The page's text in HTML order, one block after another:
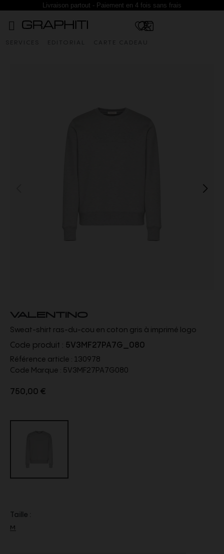
Livraison partout - Paiement en 4 fois sans frais
SERVICES EDITORIAL CARTE CADEAU
VALENTINO
Sweat-shirt ras-du-cou en coton gris à imprimé logo
Code produit : 5V3MF27PA7G_080
Référence article : 130978
Code Marque : 5V3MF27PA7G080
750,00 €
Taille :
M